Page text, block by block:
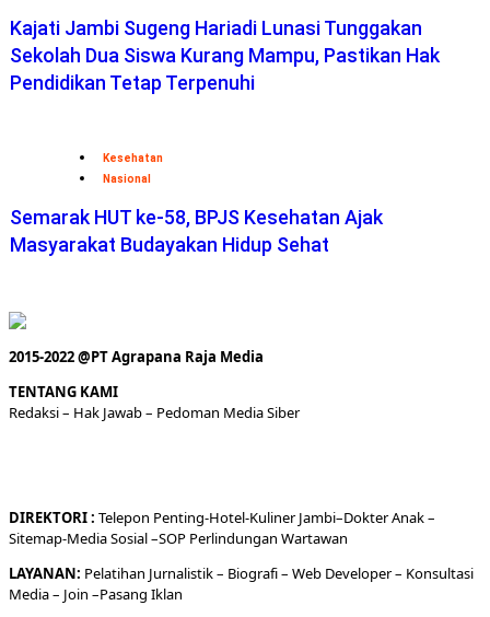
Kajati Jambi Sugeng Hariadi Lunasi Tunggakan
Sekolah Dua Siswa Kurang Mampu, Pastikan Hak
Pendidikan Tetap Terpenuhi
Kesehatan
Nasional
Semarak HUT ke-58, BPJS Kesehatan Ajak
Masyarakat Budayakan Hidup Sehat
2015-2022 @PT Agrapana Raja Media
TENTANG KAMI
Redaksi– Hak Jawab – Pedoman Media Siber
DIREKTORI: Telepon Penting-Hotel-KulinerJambi–DokterAnak –
Sitemap-Media Sosial –SOP Perlindungan Wartawan
LAYANAN: Pelatihan Jurnalistik – Biografi– Web Developer– Konsultasi
Media– Join –Pasang Iklan